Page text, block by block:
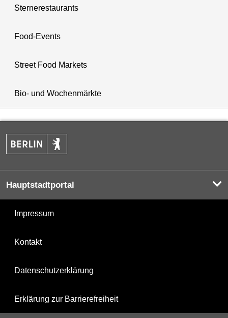
Sternerestaurants
Food-Events
Street Food Markets
Bio- und Wochenmärkte
Hauptstadtportal
Impressum
Kontakt
Datenschutzerklärung
Erklärung zur Barrierefreiheit